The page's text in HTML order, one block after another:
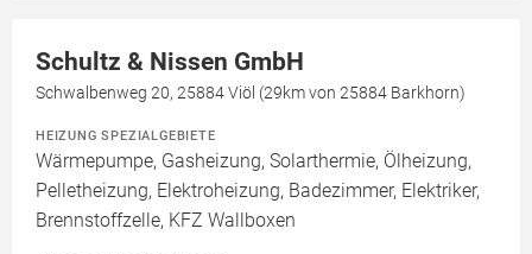
Schultz & Nissen GmbH
Schwalbenweg 20, 25884 Viöl (29km von 25884 Barkhorn)
HEIZUNG SPEZIALGEBIETE
Wärmepumpe, Gasheizung, Solarthermie, Ölheizung,
Pelletheizung, Elektroheizung, Badezimmer, Elektriker,
Brennstoffzelle, KFZ Wallboxen